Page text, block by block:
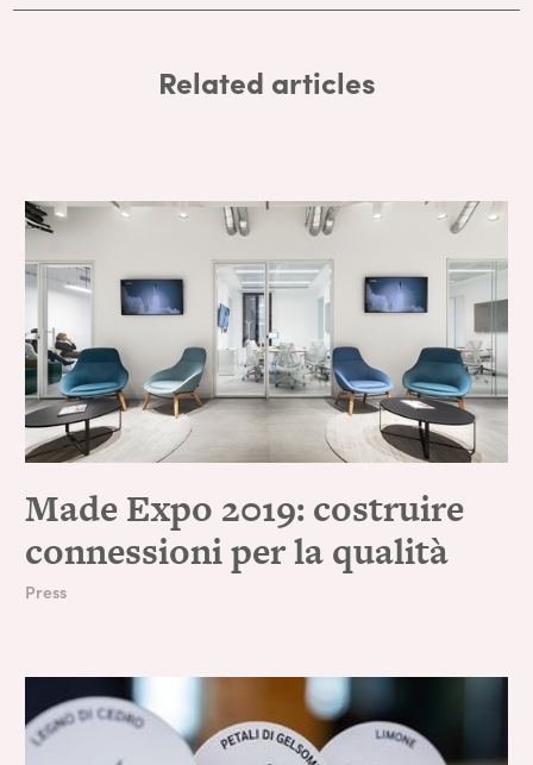
Related articles
Made Expo 2019: costruire
connessioni per la qualità
Press